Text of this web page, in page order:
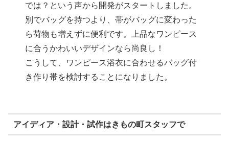
では？という声から開発がスタートしました。
別でバッグを持つより、帯がバッグに変わった
ら荷物も増えずに便利です。上品なワンピース
に合うかわいいデザインなら尚良し！
こうして、ワンピース浴衣に合わせるバッグ付
き作り帯を検討することになりました。
アイディア・設計・試作はきもの町スタッフで